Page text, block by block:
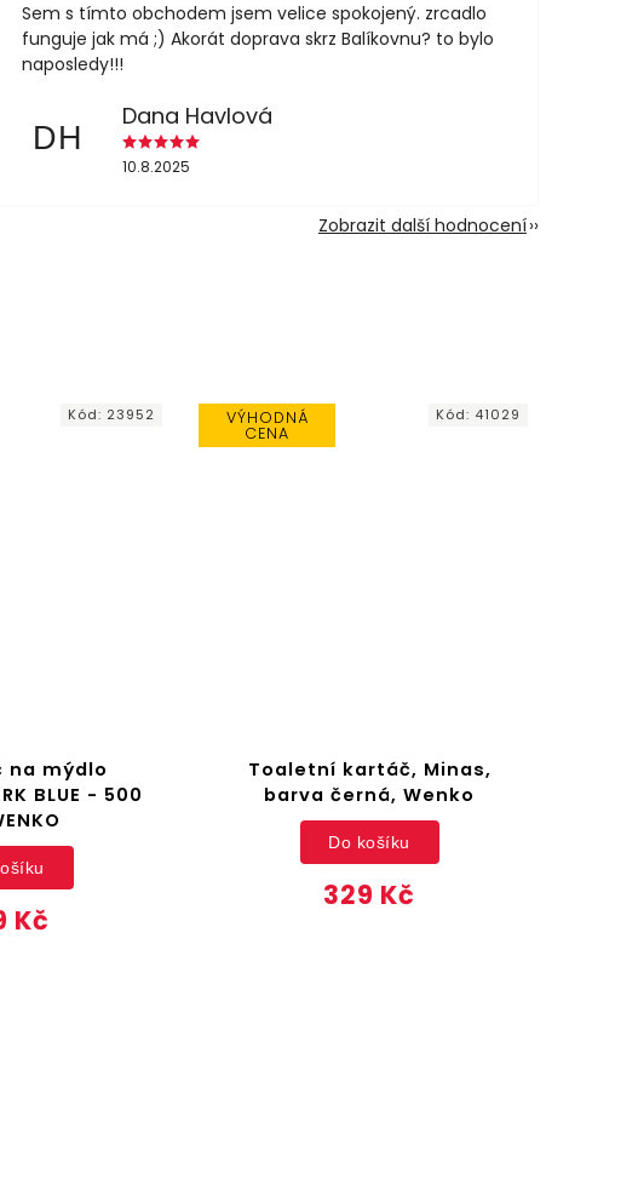
Sem s tímto obchodem jsem velice spokojený. zrcadlo
funguje jak má ;) Akorát doprava skrz Balíkovnu? to bylo
naposledy!!!
DH
Dana Havlová
10.8.2025
Zobrazit další hodnocení
na mýdlo
BLUE - 500
Kč
Kód: 23952 VÝHODNÁ
CENA
Toaletní kartáč, Minas,
barva černá, Wenko
329 Kč
Do košíku
Kód: 41029